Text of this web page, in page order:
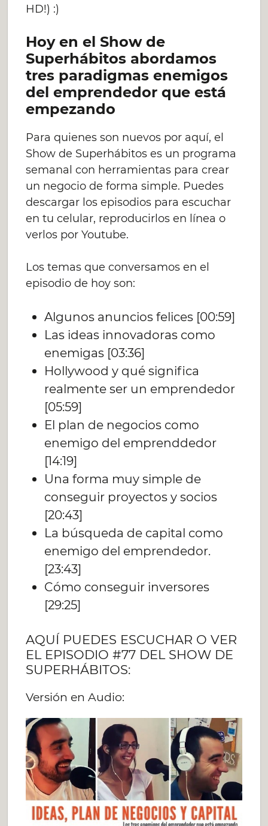
HD!) :)
Hoy en el Show de
Superhábitos abordamos
tres paradigmas enemigos
del emprendedor que está
empezando
Para quienes son nuevos por aquí, el
Show de Superhábitos es un programa
semanal con herramientas para crear
un negocio de forma simple. Puedes
descargar los episodios para escuchar
en tu celular, reproducirlos en línea o
verlos por Youtube.
Los temas que conversamos en el
episodio de hoy son:
Algunos anuncios felices [00:59]
Las ideas innovadoras como
enemigas [03:36]
Hollywood y qué significa
realmente ser un emprendedor
[05:59]
El plan de negocios como
enemigo del emprenddedor
[14:19]
Una forma muy simple de
conseguir proyectos y socios
[20:43]
La búsqueda de capital como
enemigo del emprendedor.
[23:43]
Cómo conseguir inversores
[29:25]
AQUÍ PUEDES ESCUCHAR O VER
EL EPISODIO #77 DEL SHOW DE
SUPERHÁBITOS:
Versión en Audio: